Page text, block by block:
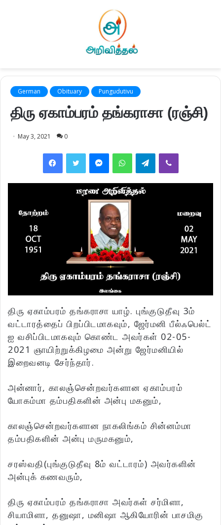
German Obituary Pungudutivu
திரு ஏகாம்பரம் தங்கராசா (ரஞ்சி)
May 3, 2021 0
FacebookTwitter MessengerWhatsAppTelegramViber
திரு ஏகாம்பரம் தங்கராசா யாழ். புங்குடுதீவு 3ம்
வட்டாரத்தைப் பிறப்பிடமாகவும், ஜேர்மனி பீல்ஃபெல்ட்
ஐ வசிப்பிடமாகவும் கொண்ட அவர்கள் 02-05-
2021 ஞாயிற்றுக்கிழமை அன்று ஜேர்மனியில்
இறைவனடி சேர்ந்தார்.
அன்னார், காலஞ்சென்றவர்களான ஏகாம்பரம்
யோகம்மா தம்பதிகளின் அன்பு மகனும்,
காலஞ்சென்றவர்களான நாகலிங்கம் சின்னம்மா
தம்பதிகளின் அன்பு மருமகனும்,
சரஸ்வதி(புங்குடுதீவு 8ம் வட்டாரம்) அவர்களின்
அன்புக் கணவரும்,
திரு ஏகாம்பரம் தங்கராசா அவர்கள் சர்மிளா,
சியாமிளா, தனுஷா, மனிஷா ஆகியோரின் பாசமிகு